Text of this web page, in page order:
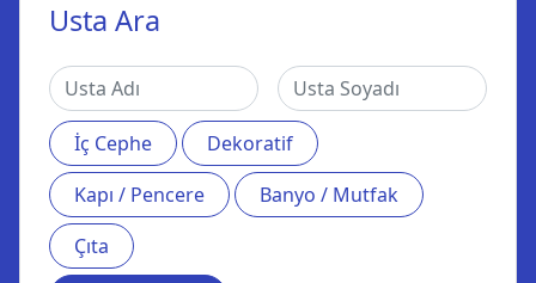
Usta Ara
İç Cephe
Dekoratif
Kapı / Pencere
Banyo / Mutfak
Çıta